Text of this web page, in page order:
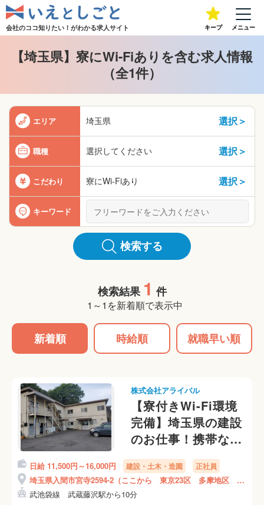
会社のココ知りたい！がわかる求人サイト キープ メニュー
【埼玉県】寮にWi-Fiありを含む求人情報
（全1件）
エリア 埼玉県 選択＞
職種 選択してください 選択＞
こだわり 寮にWi-Fiあり 選択＞
キーワード
検索する
検索結果 1 件
1～1を新着順で表示中
新着順 時給順 就職早い順
株式会社アライバル
【寮付きWi-Fi環境
完備】埼玉県の建設
のお仕事！携帯な
し、身分証なし、緊
急連絡先なしOKで
す◎
日給 11,500円～16,000円 建設・土木・造園 正社員
埼玉県入間市宮寺2594-2（ここから 東京23区 多摩地区 埼
玉県 神奈川県等の現場に向かいます）
武池袋線 武蔵藤沢駅から10分